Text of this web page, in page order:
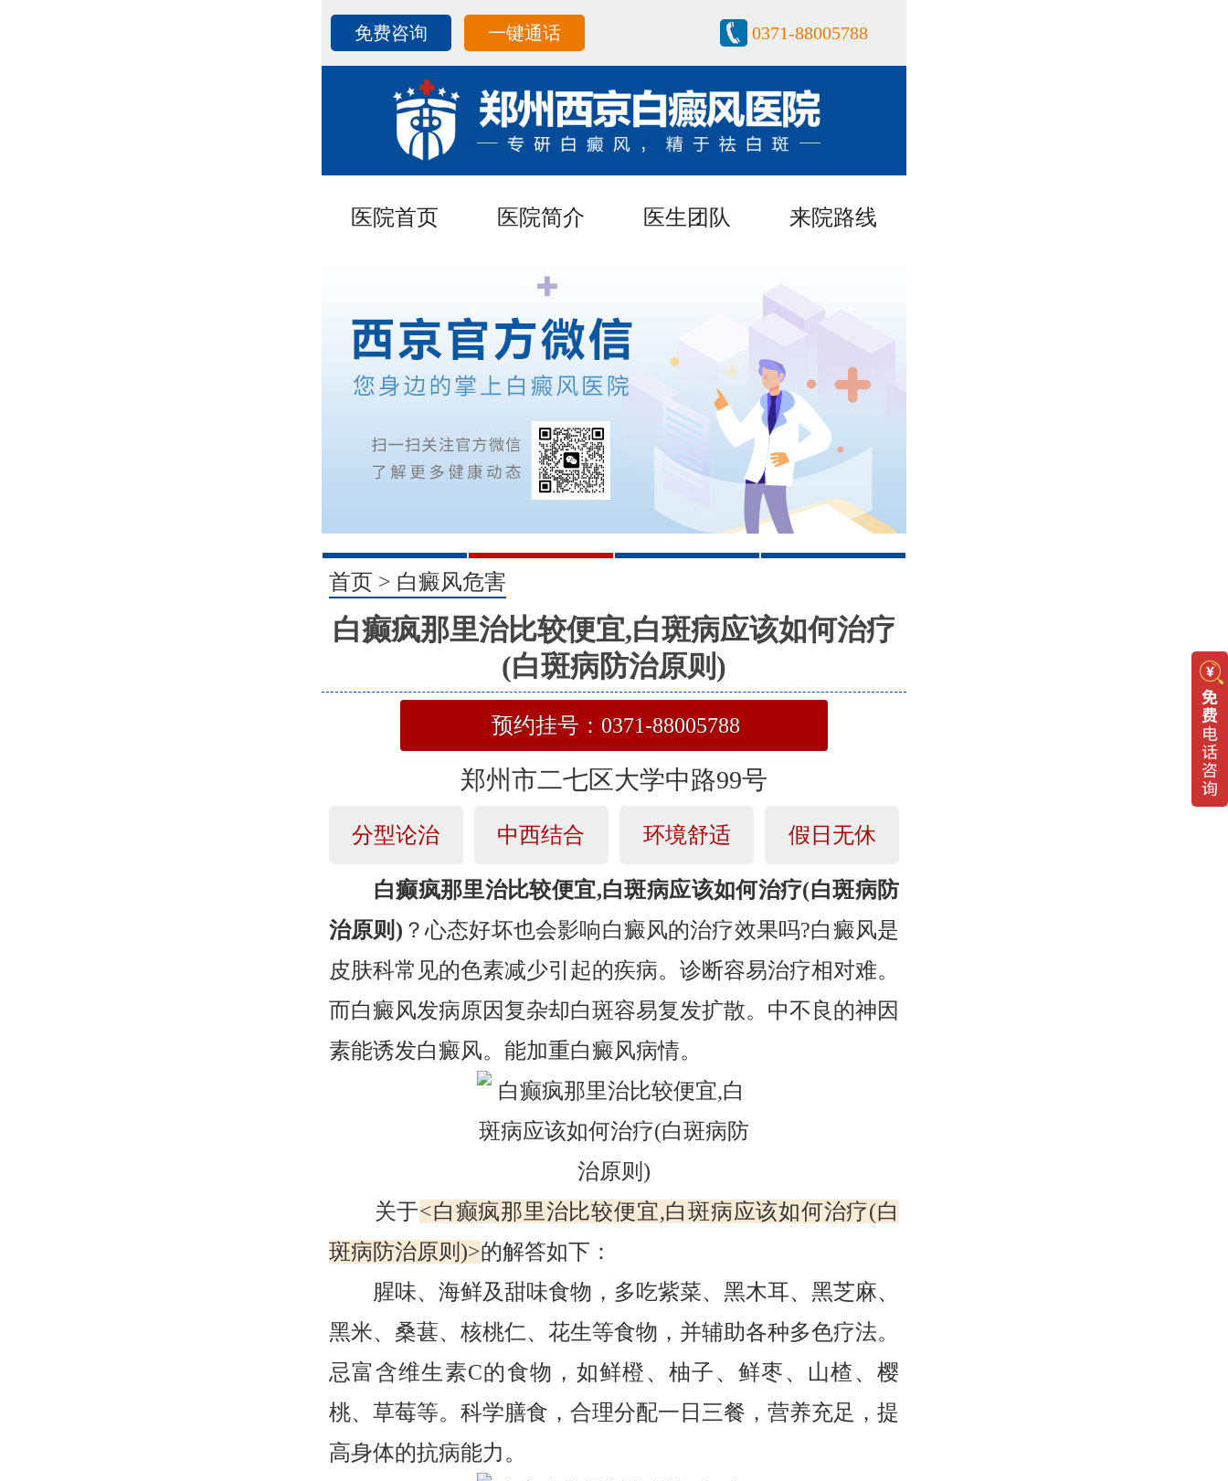
免费咨询 一键通话 0371-88005788
医院首页 医院简介 医生团队 来院路线
1 2 3 4
首页 > 白癜风危害
白癫疯那里治比较便宜,白斑病应该如何治疗
(白斑病防治原则)
预约挂号：0371-88005788
郑州市二七区大学中路99号
分型论治 中西结合 环境舒适 假日无休
白癫疯那里治比较便宜,白斑病应该如何治疗(白斑病防
治原则) ？心态好坏也会影响白癜风的治疗效果吗?白癜风是
皮肤科常见的色素减少引起的疾病。诊断容易治疗相对难。
而白癜风发病原因复杂却白斑容易复发扩散。中不良的神因
素能诱发白癜风。能加重白癜风病情。
关于<白癫疯那里治比较便宜,白斑病应该如何治疗(白
斑病防治原则)>的解答如下：
腥味、海鲜及甜味食物，多吃紫菜、黑木耳、黑芝麻、
黑米、桑葚、核桃仁、花生等食物，并辅助各种多色疗法。
忌富含维生素C的食物，如鲜橙、柚子、鲜枣、山楂、樱
桃、草莓等。科学膳食，合理分配一日三餐，营养充足，提
高身体的抗病能力。